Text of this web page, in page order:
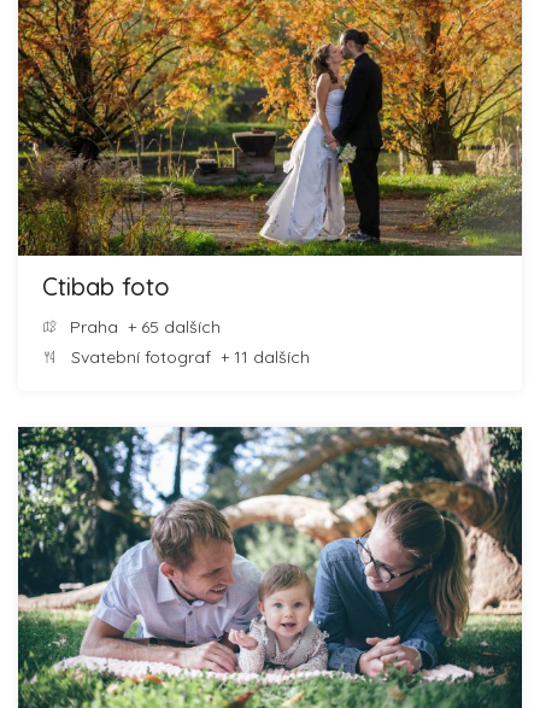
Ctibab foto
Praha + 65 dalších
Svatební fotograf + 11 dalších